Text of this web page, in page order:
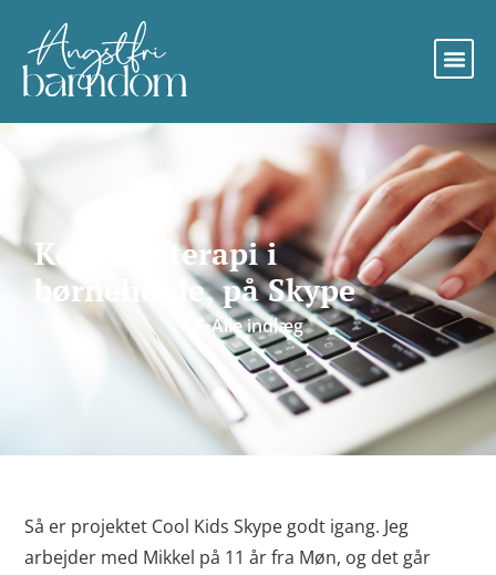
Kognitiv terapi i
børnehøjde, på Skype
Alle indlæg
Så er projektet Cool Kids Skype godt igang. Jeg
arbejder med Mikkel på 11 år fra Møn, og det går